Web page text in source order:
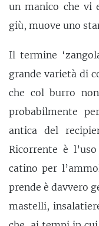
un manico che vi
giù, muove uno
Il termine
grande varietà di
che col burro
probabilmente
antica del
Ricorrente è
catino per
prende è davvero
mastelli,